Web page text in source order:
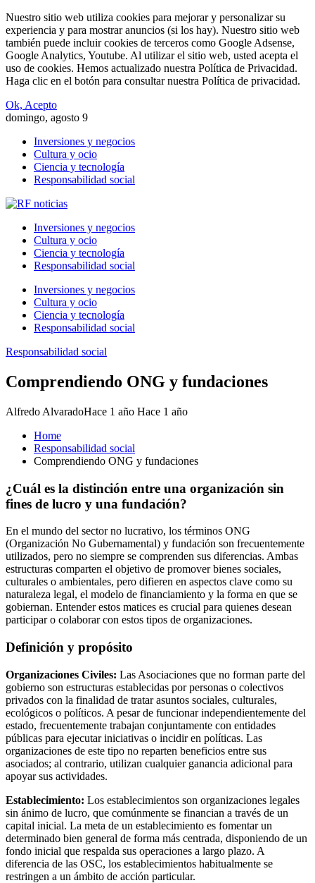
Nuestro sitio web utiliza cookies para mejorar y personalizar su
experiencia y para mostrar anuncios (si los hay). Nuestro sitio web
también puede incluir cookies de terceros como Google Adsense,
Google Analytics, Youtube. Al utilizar el sitio web, usted acepta el
uso de cookies. Hemos actualizado nuestra Política de Privacidad.
Haga clic en el botón para consultar nuestra Política de privacidad.
Ok, Acepto
domingo, agosto 9
Inversiones y negocios
Cultura y ocio
Ciencia y tecnología
Responsabilidad social
Inversiones y negocios
Cultura y ocio
Ciencia y tecnología
Responsabilidad social
Inversiones y negocios
Cultura y ocio
Ciencia y tecnología
Responsabilidad social
Responsabilidad social
Comprendiendo ONG y fundaciones
Alfredo AlvaradoHace 1 año Hace 1 año
Home
Responsabilidad social
Comprendiendo ONG y fundaciones
¿Cuál es la distinción entre una organización sin
fines de lucro y una fundación?
En el mundo del sector no lucrativo, los términos ONG
(Organización No Gubernamental) y fundación son frecuentemente
utilizados, pero no siempre se comprenden sus diferencias. Ambas
estructuras comparten el objetivo de promover bienes sociales,
culturales o ambientales, pero difieren en aspectos clave como su
naturaleza legal, el modelo de financiamiento y la forma en que se
gobiernan. Entender estos matices es crucial para quienes desean
participar o colaborar con estos tipos de organizaciones.
Definición y propósito
Organizaciones Civiles: Las Asociaciones que no forman parte del
gobierno son estructuras establecidas por personas o colectivos
privados con la finalidad de tratar asuntos sociales, culturales,
ecológicos o políticos. A pesar de funcionar independientemente del
estado, frecuentemente trabajan conjuntamente con entidades
públicas para ejecutar iniciativas o incidir en políticas. Las
organizaciones de este tipo no reparten beneficios entre sus
asociados; al contrario, utilizan cualquier ganancia adicional para
apoyar sus actividades.
Establecimiento: Los establecimientos son organizaciones legales
sin ánimo de lucro, que comúnmente se financian a través de un
capital inicial. La meta de un establecimiento es fomentar un
determinado bien general de forma más centrada, disponiendo de un
fondo inicial que respalda sus operaciones a largo plazo. A
diferencia de las OSC, los establecimientos habitualmente se
restringen a un ámbito de acción particular.